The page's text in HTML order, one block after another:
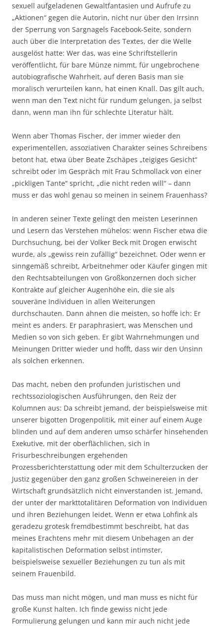
sexuell aufgeladenen Gewaltfantasien und Aufrufe zu
„Aktionen“ gegen die Autorin, nicht nur über den Irrsinn
der Sperrung von Sargnagels Facebook-Seite, sondern
auch über die Interpretation des Textes, der die Welle
ausgelöst hatte: Wer das, was eine Schriftstellerin
veröffentlicht, für bare Münze nimmt, für ungebrochene
autobiografische Wahrheit, auf deren Basis man sie
moralisch verurteilen kann, hat einen Knall. Das gilt auch,
wenn man den Text nicht für rundum gelungen, ja selbst
dann, wenn man ihn für schlechte Literatur hält.
Wenn aber Thomas Fischer, der immer wieder den
experimentellen, assoziativen Charakter seines Schreibens
betont hat, etwa über Beate Zschäpes „teigiges Gesicht“
schreibt oder im Gespräch mit Frau Schmollack von einer
„pickligen Tante“ spricht, „die nicht reden will“ – dann
muss er das wohl genau so meinen in seinem Frauenhass?
In anderen seiner Texte gelingt den meisten Leserinnen
und Lesern das Verstehen mühelos: wenn Fischer etwa die
Durchsuchung, bei der Volker Beck mit Drogen erwischt
wurde, als „gewiss rein zufällig“ bezeichnet. Oder wenn er
sinngemäß schreibt, Arbeitnehmer oder Käufer gingen mit
den Rechtsabteilungen von Großkonzernen doch sicher
Kontrakte auf gleicher Augenhöhe ein, die sie als
souveräne Individuen in allen Weiterungen
durchschauten. Dann ahnen die meisten, so hoffe ich: Er
meint es anders. Er paraphrasiert, was Menschen und
Medien so von sich geben. Er gibt Wahrnehmungen und
Meinungen Dritter wieder und hofft, dass wir den Unsinn
als solchen erkennen.
Das macht, neben den profunden juristischen und
rechtssoziologischen Ausführungen, den Reiz der
Kolumnen aus: Da schreibt jemand, der beispielsweise mit
unserer bigotten Drogenpolitik, mit einer auf einem Auge
blinden und auf dem anderen umso schärfer hinsehenden
Exekutive, mit der oberflächlichen, sich in
Frisurbeschreibungen ergehenden
Prozessberichterstattung oder mit dem Schulterzucken der
Justiz gegenüber den ganz großen Schweinereien in der
Wirtschaft grundsätzlich nicht einverstanden ist. Jemand,
der unter der markttotalitären Deformation von Individuen
und ihren Beziehungen leidet. Wenn er etwa Lohfink als
geradezu grotesk fremdbestimmt beschreibt, hat das
meines Erachtens mehr mit diesem Unbehagen an der
kapitalistischen Deformation selbst intimster,
beispielsweise sexueller Beziehungen zu tun als mit
seinem Frauenbild.
Das muss man nicht mögen, und man muss es nicht für
große Kunst halten. Ich finde gewiss nicht jede
Formulierung gelungen und kann mir auch nicht jede